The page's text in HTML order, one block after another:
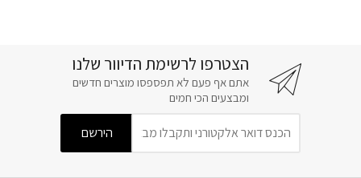
הצטרפו לרשימת הדיוור שלנו
אתם אף פעם לא תפספסו מוצרים חדשים
ומבצעים הכי חמים